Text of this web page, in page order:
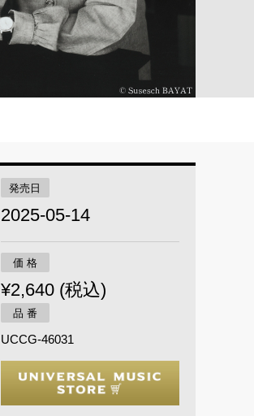
発売日
2025-05-14
価 格
¥2,640 (税込)
品 番
UCCG-46031